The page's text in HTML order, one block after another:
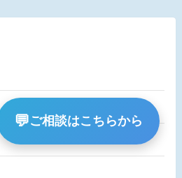
💬ご相談はこちらから